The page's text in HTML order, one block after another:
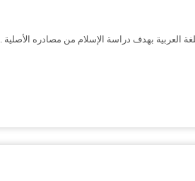
العربية بهدف دراسة الإسلام من مصادره الأصلية .